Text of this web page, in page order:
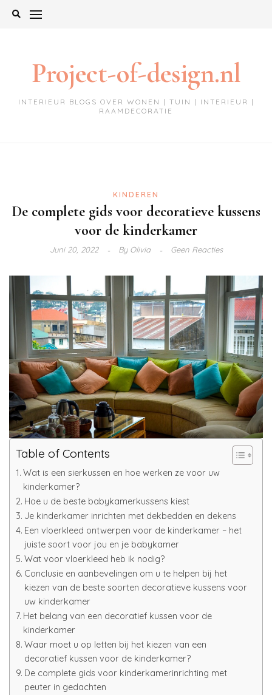
Project-of-design.nl
INTERIEUR BLOGS OVER WONEN | TUIN | INTERIEUR |
RAAMDECORATIE
KINDEREN
De complete gids voor decoratieve kussens
voor de kinderkamer
Juni 20, 2022 ByOlivia Geen Reacties
Table of Contents
Wat is een sierkussen en hoe werken ze voor uw
kinderkamer?
Hoe u de beste babykamerkussens kiest
Je kinderkamer inrichten met dekbedden en dekens
Een vloerkleed ontwerpen voor de kinderkamer – het
juiste soort voor jou en je babykamer
Wat voor vloerkleed heb ik nodig?
Conclusie en aanbevelingen om u te helpen bij het
kiezen van de beste soorten decoratieve kussens voor
uw kinderkamer
Het belang van een decoratief kussen voor de
kinderkamer
Waar moet u op letten bij het kiezen van een
decoratief kussen voor de kinderkamer?
De complete gids voor kinderkamerinrichting met
peuter in gedachten